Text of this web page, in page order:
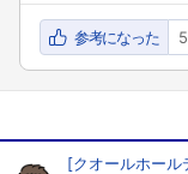
参考になった 5
[クオールホール